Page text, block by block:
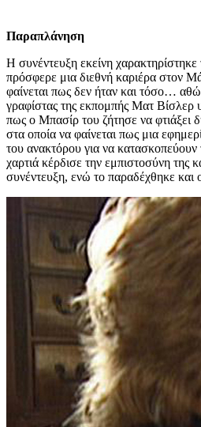
Παραπλάνηση
Η συνέντευξη εκείνη
πρόσφερε μια διεθνή καριέρα στον
φαίνεται πως δεν ήταν και τόσο…
γραφίστας της εκπομπής Ματ Βίσλερ
πως ο Μπασίρ του ζήτησε να φτιάξει
στα οποία να φαίνεται πως μια
του ανακτόρου για να
χαρτιά κέρδισε την εμπιστοσύνη της
συνέντευξη, ενώ το παραδέχθηκε και